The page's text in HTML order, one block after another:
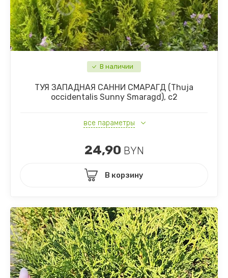
В наличии
ТУЯ ЗАПАДНАЯ САННИ СМАРАГД (Thuja
occidentalis Sunny Smaragd), с2
все параметры
24,90 BYN
В корзину